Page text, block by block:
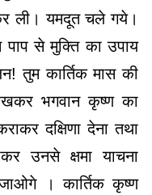
ली। यमदूत चले गये।
से मुक्ति का उपाय
तुम कार्तिक मास की
भगवान कृष्ण का
दक्षिणा देना तथा
उनसे क्षमा याचना
। कार्तिक कृष्ण